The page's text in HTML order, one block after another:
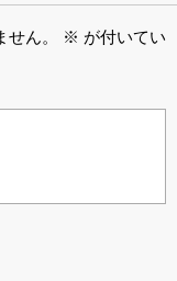
ん。 ※ が付いてい